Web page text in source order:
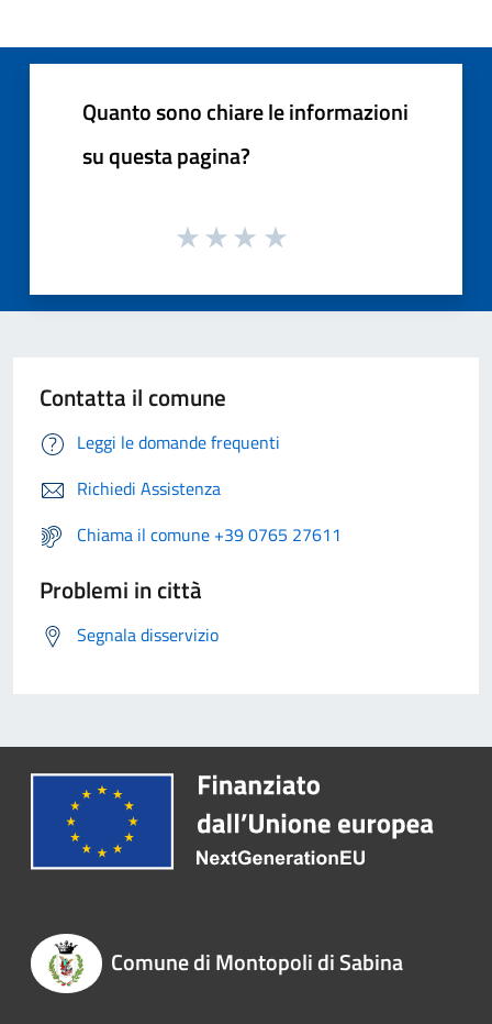
Quanto sono chiare le informazioni
su questa pagina?
Contatta il comune
Leggi le domande frequenti
Richiedi Assistenza
Chiama il comune +39 0765 27611
Problemi in città
Segnala disservizio
Comune di Montopoli di Sabina